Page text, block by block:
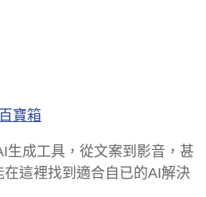
寶箱
生成工具，從文案到影音，甚
這裡找到適合自已的AI解決